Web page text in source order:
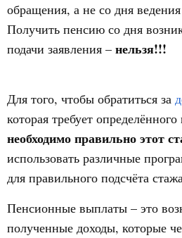
обращения, а не со дня
Получить пенсию со дня
подачи заявления – нельзя!!!
Для того, чтобы обратиться за
которая требует
необходимо правильно этот
использовать различные
для правильного подсчёта
Пенсионные выплаты – это
полученные доходы, которые